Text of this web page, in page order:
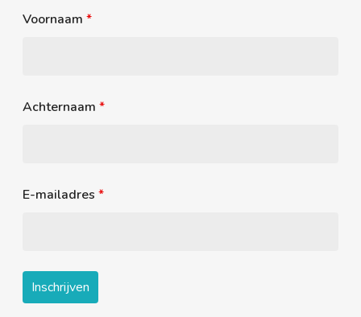
Voornaam*
Achternaam*
E-mailadres*